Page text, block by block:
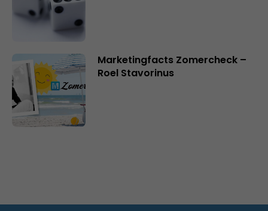
Marketingfacts Zomercheck –
Roel Stavorinus